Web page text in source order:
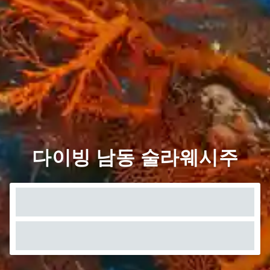
다이빙 남동 술라웨시주